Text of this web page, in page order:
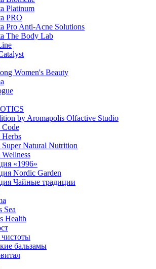
Platinum
PRO
Pro Anti-Acne Solutions
The Body Lab
Women's Beauty
by Aromapolis Olfactive Studio
Code
Herbs
Super Natural Nutrition
«1996»
Nordic Garden
Чайные традиции
Sea
Health
бальзамы